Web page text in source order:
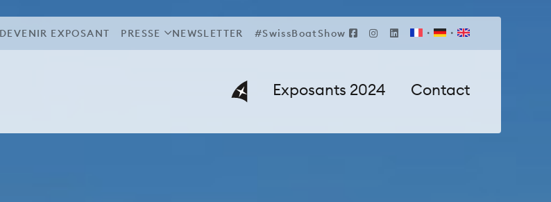
DEVENIR EXPOSANT PRESSE NEWSLETTER #SwissBoatShow
Exposants 2024 Contact